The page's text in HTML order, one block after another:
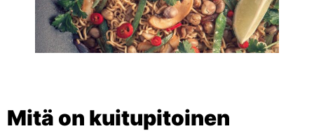
Mitä on kuitupitoinen